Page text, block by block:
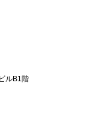
ルB1階